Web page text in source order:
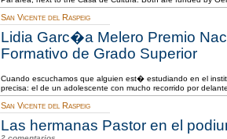
San Vicente del Raspeig
Lidia Garc�a Melero Premio
Formativo de Grado Superior
Cuando escuchamos que alguien est� estudiando en el
precisa: el de un adolescente con mucho recorrido por
San Vicente del Raspeig
Las hermanas Pastor en el